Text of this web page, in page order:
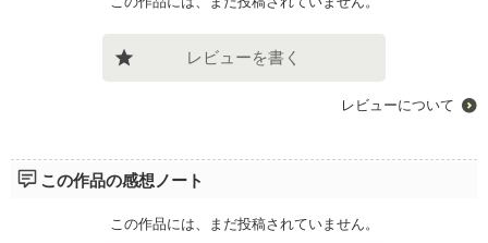
レビューを書く
レビューについて
この作品の感想ノート
この作品には、まだ投稿されていません。